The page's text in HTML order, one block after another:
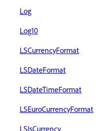
Log
Log10
LSCurrencyFormat
LSDateFormat
LSDateTimeFormat
LSEuroCurrencyFormat
LSIsCurrency